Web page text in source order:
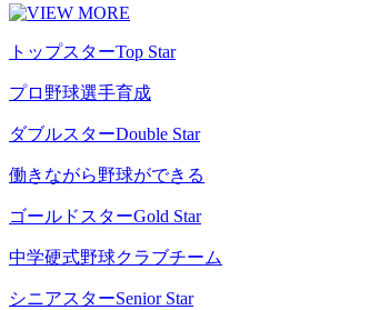
トップスターTop Star
プロ野球選手育成
ダブルスターDouble Star
働きながら野球ができる
ゴールドスターGold Star
中学硬式野球クラブチーム
シニアスターSenior Star